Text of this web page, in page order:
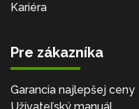
Kariéra
Pre zákazníka
Garancia najlepšej ceny